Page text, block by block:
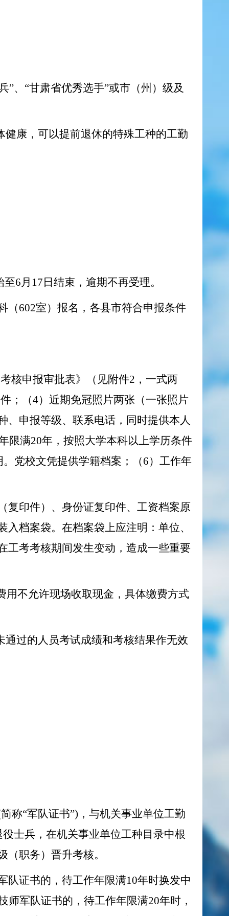
”、“甘肃省优秀选手”或市（州）级及
康，可以提前退休的特殊工种的工勤
6月17日结束，逾期不再受理。
（602室）报名，各县市符合申报条件
核申报审批表》（见附件2，一式两
；（4）近期免冠照片两张（一张照片
、申报等级、联系电话，同时提供本人
限满20年，按照大学本科以上学历条件
党校文凭提供学籍档案；（6）工作年
复印件）、身份证复印件、工资档案原
档案袋。在档案袋上应注明：单位、
工考考核期间发生变动，造成一些重要
用不允许现场收取现金，具体缴费方式
过的人员考试成绩和考核结果作无效
称“军队证书”)，与机关事业单位工勤
士兵，在机关事业单位工种目录中根
职务）晋升考核。
队证书的，待工作年限满10年时换发中
军队证书的，待工作年限满20年时，